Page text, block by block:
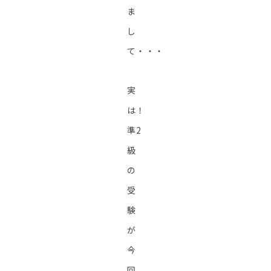
ま
し
て・・・
実
は！
準2
級
の
受
験
が
今